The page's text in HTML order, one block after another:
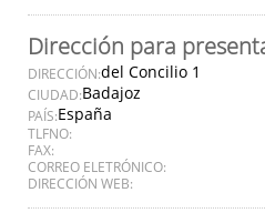
Dirección para
DIRECCIÓN:del Concilio 1
CIUDAD:Badajoz
PAÍS:España
TLFNO:
FAX:
CORREO ELETRÓNICO:
DIRECCIÓN WEB: